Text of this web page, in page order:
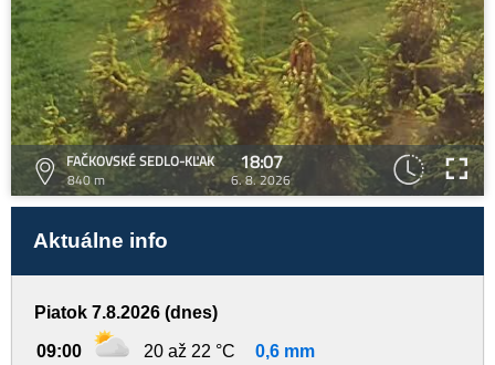
FAČKOVSKÉ SEDLO-KĽAK
840 m
18:07
6. 8. 2026
Aktuálne info
Piatok 7.8.2026 (dnes)
09:00 20 až 22 °C 0,6 mm